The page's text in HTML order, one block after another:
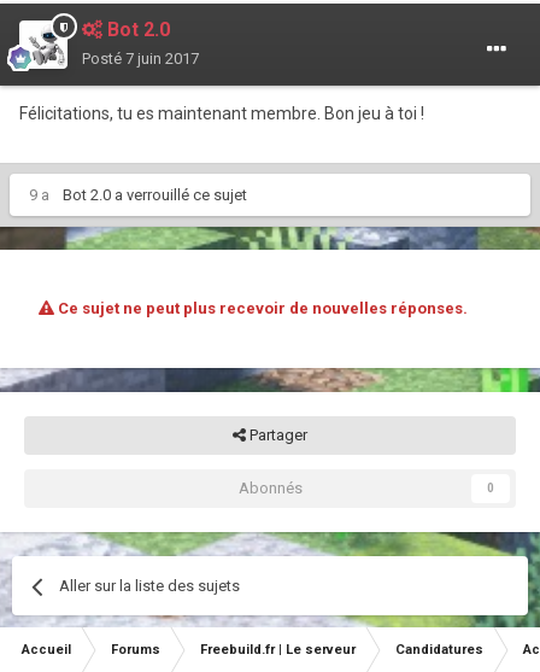
Bot 2.0
Posté 7 juin 2017
Félicitations, tu es maintenant membre. Bon jeu à toi !
9 a Bot 2.0 a verrouillé ce sujet
Ce sujet ne peut plus recevoir de nouvelles réponses.
Partager
Abonnés 0
Aller sur la liste des sujets
Accueil Forums Freebuild.fr | Le serveur Candidatures